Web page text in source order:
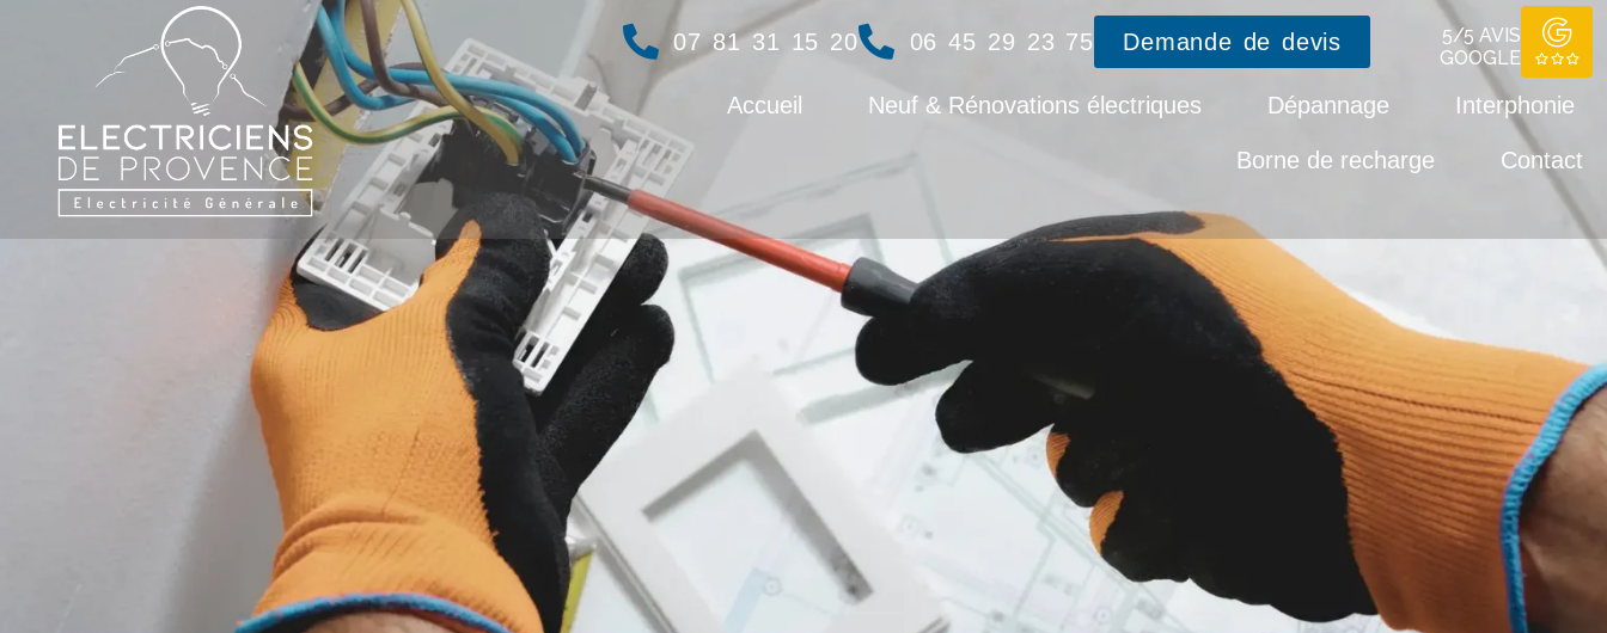
07 81 31 15 20 06 45 29 23 75 Demande de devis
5/5 AVIS
GOOGLE
Accueil Neuf & Rénovations électriques Dépannage Interphonie
Borne de recharge Contact